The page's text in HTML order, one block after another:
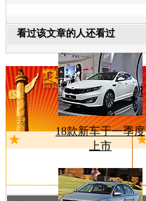
看过该文章的人还看过
18款新车于一季度
上市